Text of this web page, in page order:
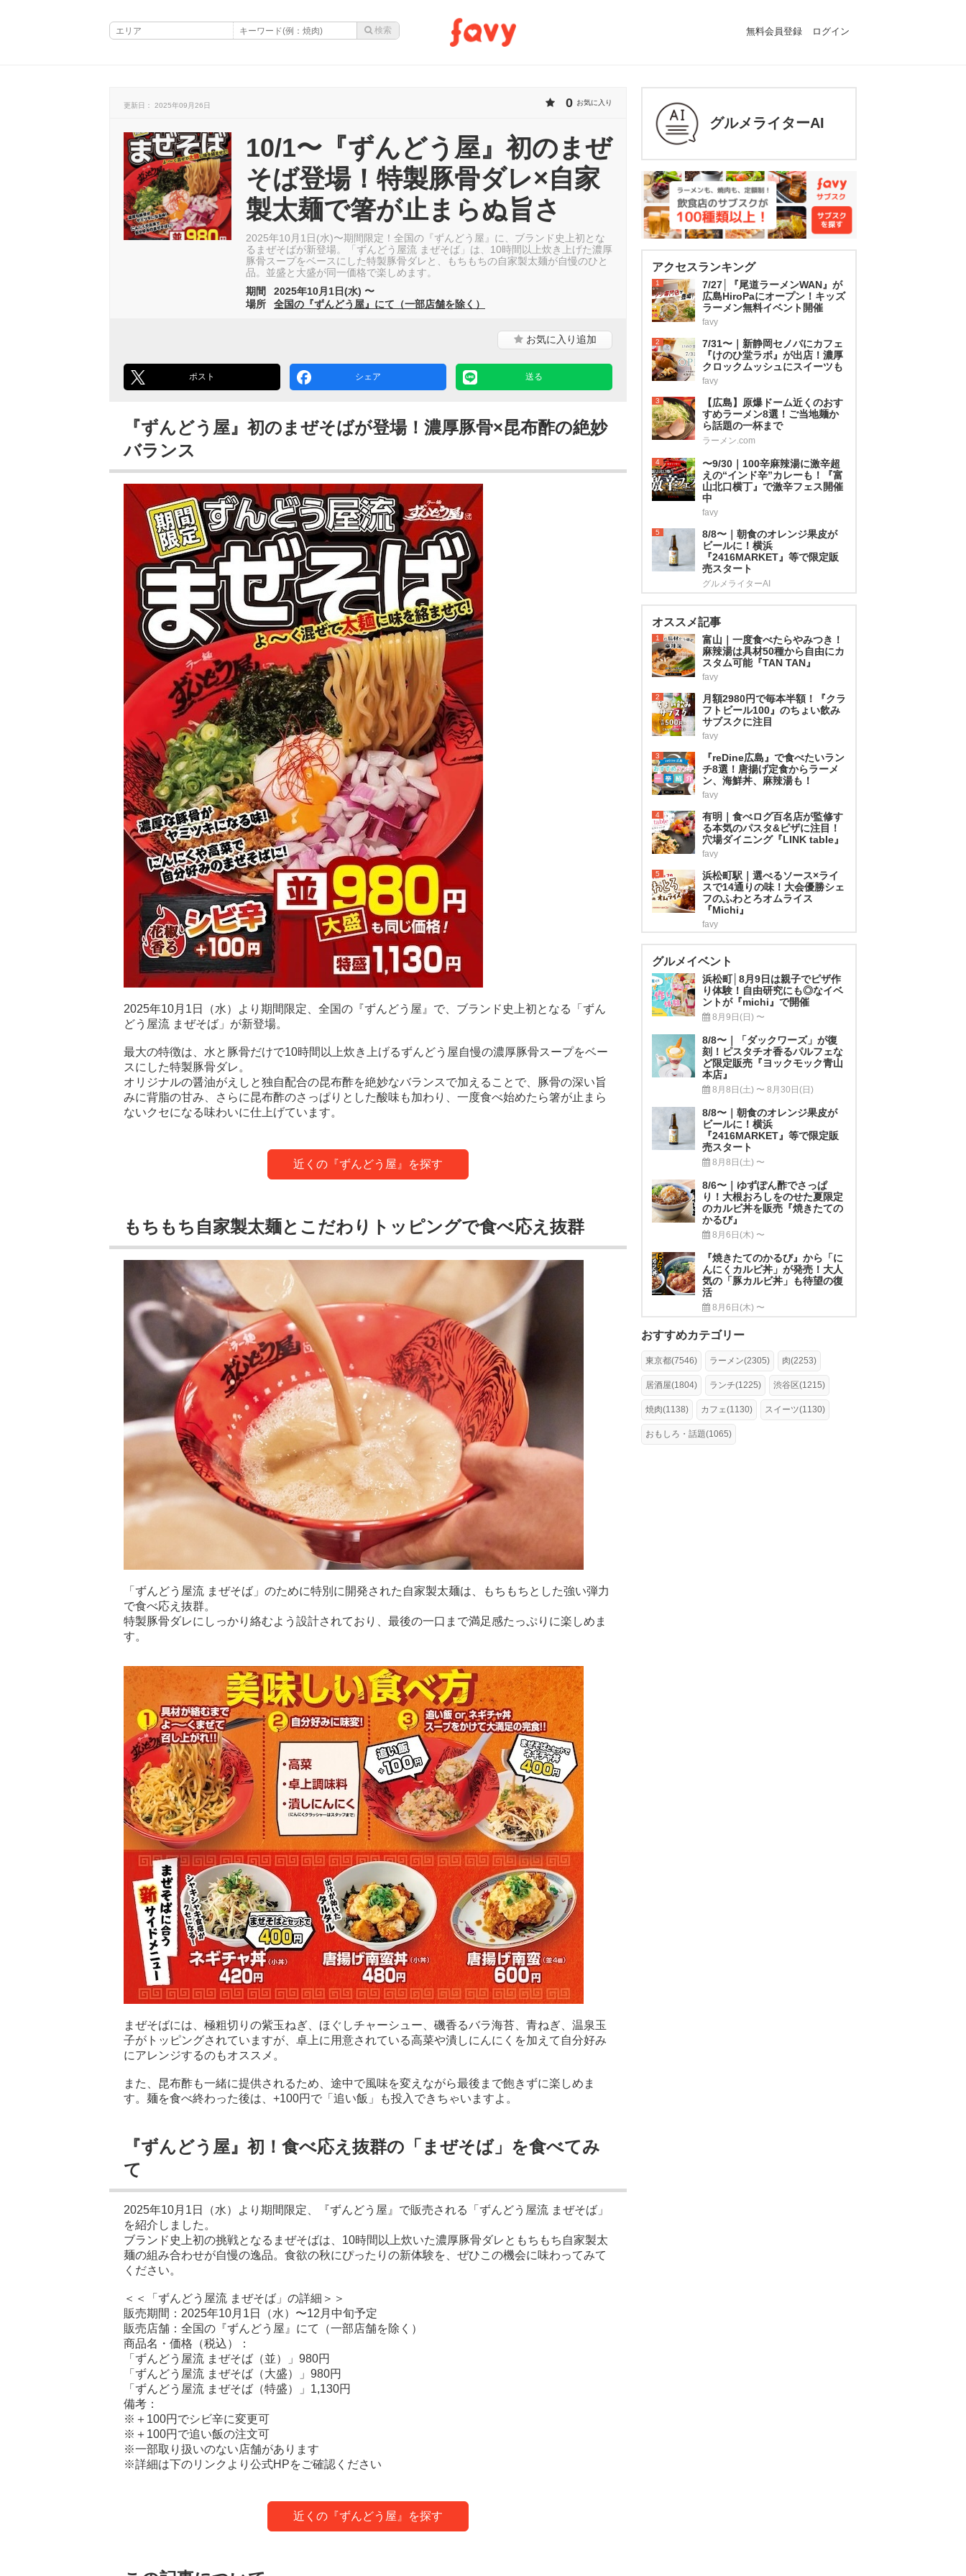
無料会員登録 ログイン
更新日： 2025年09月26日 0 お気に入り
10/1〜『ずんどう屋』初のまぜ
そば登場！特製豚骨ダレ×自家
製太麺で箸が止まらぬ旨さ
2025年10月1日(水)〜期間限定！全国の『ずんどう屋』に、ブランド史上初とな
るまぜそばが新登場。「ずんどう屋流 まぜそば」は、10時間以上炊き上げた濃厚
豚骨スープをベースにした特製豚骨ダレと、もちもちの自家製太麺が自慢のひと
品。並盛と大盛が同一価格で楽しめます。
期間
2025年10月1日(水) 〜
場所
全国の『ずんどう屋』にて（一部店舗を除く）
お気に入り追加
ポスト シェア 送る
『ずんどう屋』初のまぜそばが登場！濃厚豚骨×昆布酢の絶妙
バランス
2025年10月1日（水）より期間限定、全国の『ずんどう屋』で、ブランド史上初となる「ずん
どう屋流 まぜそば」が新登場。
最大の特徴は、水と豚骨だけで10時間以上炊き上げるずんどう屋自慢の濃厚豚骨スープをベー
スにした特製豚骨ダレ。
オリジナルの醤油がえしと独自配合の昆布酢を絶妙なバランスで加えることで、豚骨の深い旨
みに背脂の甘み、さらに昆布酢のさっぱりとした酸味も加わり、一度食べ始めたら箸が止まら
ないクセになる味わいに仕上げています。
近くの『ずんどう屋』を探す
もちもち自家製太麺とこだわりトッピングで食べ応え抜群
「ずんどう屋流 まぜそば」のために特別に開発された自家製太麺は、もちもちとした強い弾力
で食べ応え抜群。
特製豚骨ダレにしっかり絡むよう設計されており、最後の一口まで満足感たっぷりに楽しめま
す。
まぜそばには、極粗切りの紫玉ねぎ、ほぐしチャーシュー、磯香るバラ海苔、青ねぎ、温泉玉
子がトッピングされていますが、卓上に用意されている高菜や潰しにんにくを加えて自分好み
にアレンジするのもオススメ。
また、昆布酢も一緒に提供されるため、途中で風味を変えながら最後まで飽きずに楽しめま
す。麺を食べ終わった後は、+100円で「追い飯」も投入できちゃいますよ。
『ずんどう屋』初！食べ応え抜群の「まぜそば」を食べてみ
て
2025年10月1日（水）より期間限定、『ずんどう屋』で販売される「ずんどう屋流 まぜそば」
を紹介しました。
ブランド史上初の挑戦となるまぜそばは、10時間以上炊いた濃厚豚骨ダレともちもち自家製太
麺の組み合わせが自慢の逸品。食欲の秋にぴったりの新体験を、ぜひこの機会に味わってみて
ください。
＜＜「ずんどう屋流 まぜそば」の詳細＞＞
販売期間：2025年10月1日（水）〜12月中旬予定
販売店舗：全国の『ずんどう屋』にて（一部店舗を除く）
商品名・価格（税込）：
「ずんどう屋流 まぜそば（並）」980円
「ずんどう屋流 まぜそば（大盛）」980円
「ずんどう屋流 まぜそば（特盛）」1,130円
備考：
※＋100円でシビ辛に変更可
※＋100円で追い飯の注文可
※一部取り扱いのない店舗があります
※詳細は下のリンクより公式HPをご確認ください
近くの『ずんどう屋』を探す
グルメライターAI
アクセスランキング
1
7/27│『尾道ラーメンWAN』が
広島HiroPaにオープン！キッズ
ラーメン無料イベント開催
favy
2
7/31〜｜新静岡セノバにカフェ
『けのひ堂ラボ』が出店！濃厚
クロックムッシュにスイーツも
favy
3
【広島】原爆ドーム近くのおす
すめラーメン8選！ご当地麺か
ら話題の一杯まで
ラーメン.com
4
〜9/30｜100辛麻辣湯に激辛超
えの“インド辛”カレーも！『富
山北口横丁』で激辛フェス開催
中
favy
5
8/8〜｜朝食のオレンジ果皮が
ビールに！横浜
『2416MARKET』等で限定販
売スタート
グルメライターAI
オススメ記事
1
富山｜一度食べたらやみつき！
麻辣湯は具材50種から自由にカ
スタム可能『TAN TAN』
favy
2
月額2980円で毎本半額！『クラ
フトビール100』のちょい飲み
サブスクに注目
favy
3
『reDine広島』で食べたいラン
チ8選！唐揚げ定食からラーメ
ン、海鮮丼、麻辣湯も！
favy
4
有明｜食べログ百名店が監修す
る本気のパスタ&ピザに注目！
穴場ダイニング『LINK table』
favy
5
浜松町駅｜選べるソース×ライ
スで14通りの味！大会優勝シェ
フのふわとろオムライス
『Michi』
favy
グルメイベント
浜松町│8月9日は親子でピザ作
り体験！自由研究にも◎なイベ
ントが『michi』で開催
8月9日(日) 〜
8/8〜｜「ダックワーズ」が復
刻！ピスタチオ香るパルフェな
ど限定販売『ヨックモック青山
本店』
8月8日(土) 〜 8月30日(日)
8/8〜｜朝食のオレンジ果皮が
ビールに！横浜
『2416MARKET』等で限定販
売スタート
8月8日(土) 〜
8/6〜｜ゆずぽん酢でさっぱ
り！大根おろしをのせた夏限定
のカルビ丼を販売『焼きたての
かるび』
8月6日(木) 〜
『焼きたてのかるび』から「に
んにくカルビ丼」が発売！大人
気の「豚カルビ丼」も待望の復
活
8月6日(木) 〜
おすすめカテゴリー
東京都(7546) ラーメン(2305) 肉(2253)
居酒屋(1804) ランチ(1225) 渋谷区(1215)
焼肉(1138) カフェ(1130) スイーツ(1130)
おもしろ・話題(1065)